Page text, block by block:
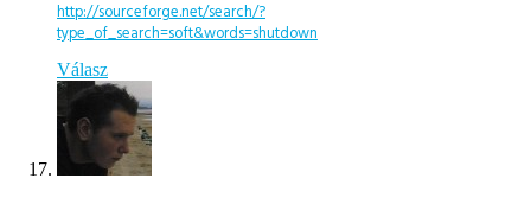
http://sourceforge.net/search/?
type_of_search=soft&words=shutdown
Válasz